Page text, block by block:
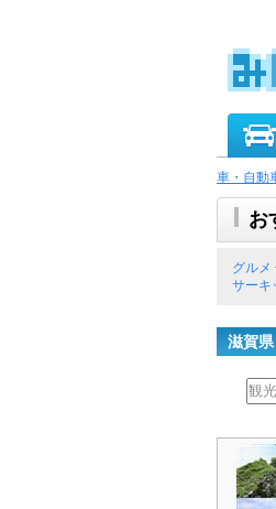
車・自動
お
グルメ
サーキ
滋賀